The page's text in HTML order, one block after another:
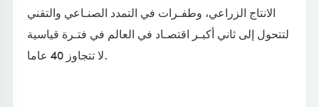
الانتاج الزراعي، وطفـرات في التمدد الصنـاعي والتقني
لتتحول إلى ثاني أكبـر اقتصـاد في العالم في فتـرة قياسية
لا تتجاوز 40 عاما.